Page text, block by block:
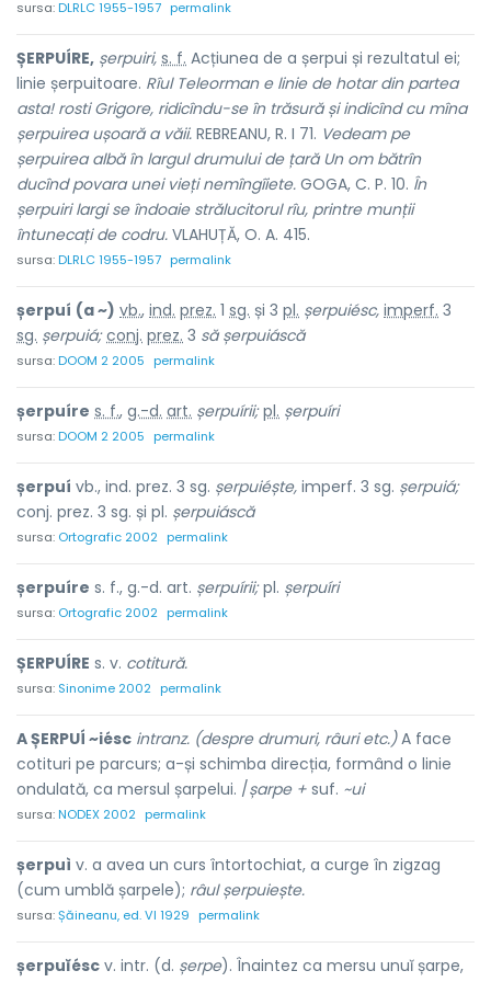
sursa:DLRLC 1955-1957 permalink
ȘERPUÍRE, șerpuiri, s. f. Acțiunea de a șerpui și rezultatul ei;
linie șerpuitoare. Rîul Teleorman e linie de hotar din partea
asta! rosti Grigore, ridicîndu-se în trăsură și indicînd cu mîna
șerpuirea ușoară a văii. REBREANU, R. I 71. Vedeam pe
șerpuirea albă în largul drumului de țară Un om bătrîn
ducînd povara unei vieți nemîngîiete. GOGA, C. P. 10. În
șerpuiri largi se îndoaie strălucitorul rîu, printre munții
întunecați de codru. VLAHUȚĂ, O. A. 415.
sursa:DLRLC 1955-1957 permalink
șerpuí (a ~) vb., ind. prez. 1 sg. și 3 pl. șerpuiésc, imperf. 3
sg. șerpuiá; conj. prez. 3 să șerpuiáscă
sursa:DOOM 2 2005 permalink
șerpuíre s. f., g.-d. art. șerpuírii; pl. șerpuíri
sursa:DOOM 2 2005 permalink
șerpuí vb., ind. prez. 3 sg. șerpuiéște, imperf. 3 sg. șerpuiá;
conj. prez. 3 sg. și pl. șerpuiáscă
sursa: Ortografic 2002 permalink
șerpuíre s. f., g.-d. art. șerpuírii;pl. șerpuíri
sursa: Ortografic 2002 permalink
ȘERPUÍRE s. v. cotitură.
sursa: Sinonime 2002 permalink
A ȘERPUÍ ~iésc intranz. (despre drumuri, râuri etc.)A face
cotituri pe parcurs; a-și schimba direcția, formând o linie
ondulată, ca mersul șarpelui. /șarpe + suf. ~ui
sursa:NODEX 2002 permalink
șerpuì v. a avea un curs întortochiat, a curge în zigzag
(cum umblă șarpele); râul șerpuiește.
sursa:Șăineanu, ed. VI 1929 permalink
șerpuĭésc v. intr. (d. șerpe). Înaintez ca mersu unuĭ șarpe,